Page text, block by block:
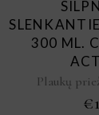
300 ML.
Plaukų
€